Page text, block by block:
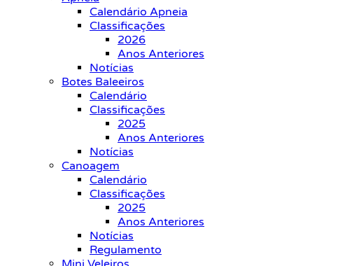
Calendário Apneia
Classificações
2026
Anos Anteriores
Notícias
Botes Baleeiros
Calendário
Classificações
2025
Anos Anteriores
Notícias
Canoagem
Calendário
Classificações
2025
Anos Anteriores
Notícias
Regulamento